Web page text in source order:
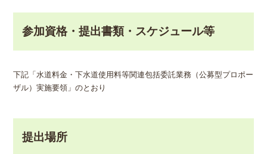
参加資格・提出書類・スケジュール等
下記「水道料金・下水道使用料等関連包括委託業務（公募型プロポー
ザル）実施要領」のとおり
提出場所